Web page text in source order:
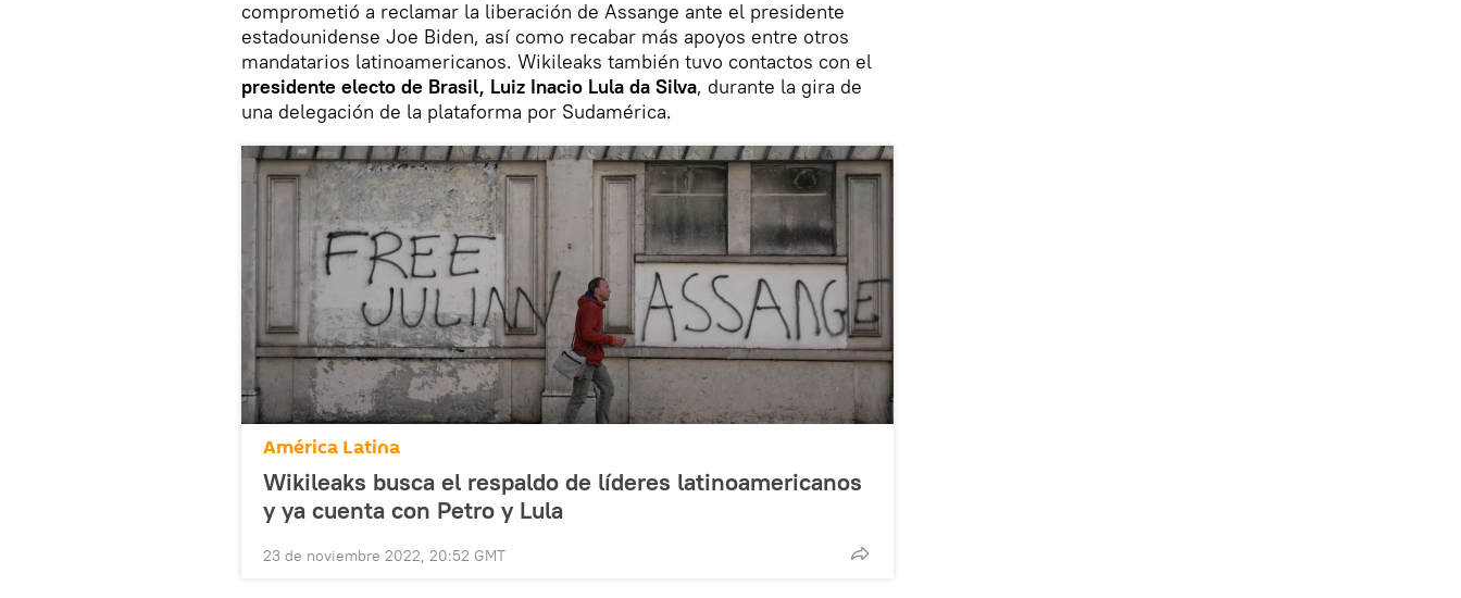
comprometió a reclamar la liberación de Assange ante el presidente
estadounidense Joe Biden, así como recabar más apoyos entre otros
mandatarios latinoamericanos. Wikileaks también tuvo contactos con el
presidente electo de Brasil, Luiz Inacio Lula da Silva, durante la gira de
una delegación de la plataforma por Sudamérica.
América Latina
Wikileaks busca el respaldo de líderes latinoamericanos
y ya cuenta con Petro y Lula
23 de noviembre 2022, 20:52 GMT